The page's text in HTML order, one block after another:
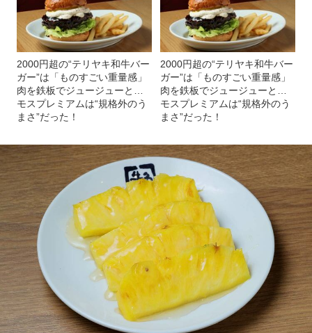
2000円超の“テリヤキ和牛バー
ガー”は「ものすごい重量感」
肉を鉄板でジュージューと…
モスプレミアムは“規格外のう
まさ”だった！
2000円超の“テリヤキ和牛バー
ガー”は「ものすごい重量感」
肉を鉄板でジュージューと…
モスプレミアムは“規格外のう
まさ”だった！